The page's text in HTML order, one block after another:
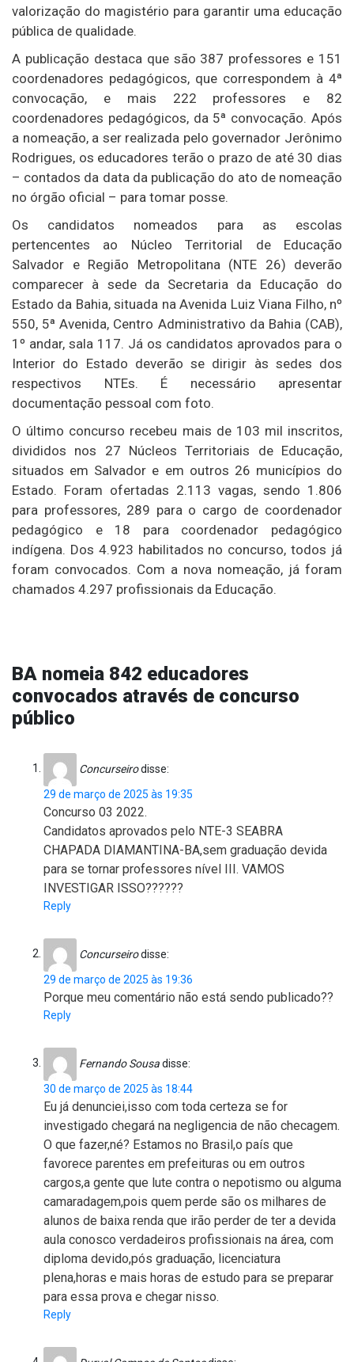
valorização do magistério para garantir uma educação
pública de qualidade.
A publicação destaca que são 387 professores e 151
coordenadores pedagógicos, que correspondem à 4ª
convocação, e mais 222 professores e 82
coordenadores pedagógicos, da 5ª convocação. Após
a nomeação, a ser realizada pelo governador Jerônimo
Rodrigues, os educadores terão o prazo de até 30 dias
– contados da data da publicação do ato de nomeação
no órgão oficial – para tomar posse.
Os candidatos nomeados para as escolas
pertencentes ao Núcleo Territorial de Educação
Salvador e Região Metropolitana (NTE 26) deverão
comparecer à sede da Secretaria da Educação do
Estado da Bahia, situada na Avenida Luiz Viana Filho, nº
550, 5ª Avenida, Centro Administrativo da Bahia (CAB),
1º andar, sala 117. Já os candidatos aprovados para o
Interior do Estado deverão se dirigir às sedes dos
respectivos NTEs. É necessário apresentar
documentação pessoal com foto.
O último concurso recebeu mais de 103 mil inscritos,
divididos nos 27 Núcleos Territoriais de Educação,
situados em Salvador e em outros 26 municípios do
Estado. Foram ofertadas 2.113 vagas, sendo 1.806
para professores, 289 para o cargo de coordenador
pedagógico e 18 para coordenador pedagógico
indígena. Dos 4.923 habilitados no concurso, todos já
foram convocados. Com a nova nomeação, já foram
chamados 4.297 profissionais da Educação.
BA nomeia 842 educadores
convocados através de concurso
público
Concurseirodisse:
29 de março de 2025 às 19:35
Concurso 03 2022.
Candidatos aprovados pelo NTE-3 SEABRA
CHAPADA DIAMANTINA-BA,sem graduação devida
para se tornar professores nível III. VAMOS
INVESTIGAR ISSO??????
Reply
Concurseirodisse:
29 de março de 2025 às 19:36
Porque meu comentário não está sendo publicado??
Reply
Fernando Sousadisse:
30 de março de 2025 às 18:44
Eu já denunciei,isso com toda certeza se for
investigado chegará na negligencia de não checagem.
O que fazer,né? Estamos no Brasil,o país que
favorece parentes em prefeituras ou em outros
cargos,a gente que lute contra o nepotismo ou alguma
camaradagem,pois quem perde são os milhares de
alunos de baixa renda que irão perder de ter a devida
aula conosco verdadeiros profissionais na área, com
diploma devido,pós graduação, licenciatura
plena,horas e mais horas de estudo para se preparar
para essa prova e chegar nisso.
Reply